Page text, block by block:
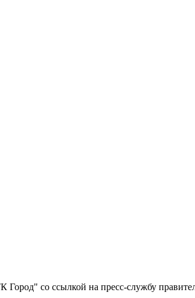
со ссылкой на пресс-службу